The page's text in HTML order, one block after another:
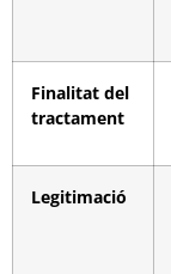
Finalitat del
tractament
Legitimació